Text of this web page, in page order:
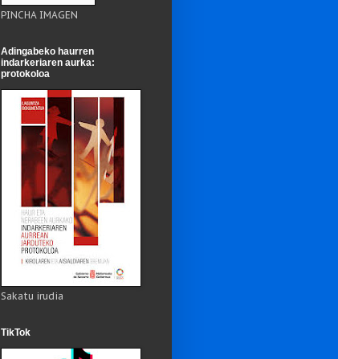
PINCHA IMAGEN
Adingabeko haurren
indarkeriaren aurka:
protokoloa
Sakatu irudia
TikTok